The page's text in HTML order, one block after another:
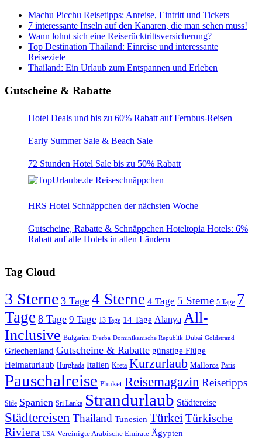
Machu Picchu Reisetipps: Anreise, Eintritt und Tickets
7 interessante Inseln auf den Kanaren, die man sehen muss!
Wann lohnt sich eine Reiserücktrittsversicherung?
Top Destination Thailand: Einreise und interessante
Reiseziele
Thailand: Ein Urlaub zum Entspannen und Erleben
Gutscheine & Rabatte
Hotel Deals und bis zu 60% Rabatt auf Fernbus-Reisen
Early Summer Sale & Beach Sale
72 Stunden Hotel Sale bis zu 50% Rabatt
HRS Hotel Schnäppchen der nächsten Woche
Gutscheine, Rabatte & Schnäppchen Hoteltopia Hotels: 6%
Rabatt auf alle Hotels in allen Ländern
Tag Cloud
3 Sterne 3 Tage 4 Sterne 4 Tage 5 Sterne 5 Tage 7
Tage 8 Tage 9 Tage 13 Tage 14 Tage Alanya All-
Inclusive Bulgarien Djerba Dominikanische Republik Dubai Goldstrand
Griechenland Gutscheine & Rabatte günstige Flüge
Heimaturlaub Hurghada Italien Kreta Kurzurlaub Mallorca Paris
Pauschalreise Phuket Reisemagazin Reisetipps
Side Spanien Sri Lanka Strandurlaub Städtereise
Städtereisen Thailand Tunesien TürkeiTürkische
Riviera USA Vereinigte Arabische Emirate Ägypten